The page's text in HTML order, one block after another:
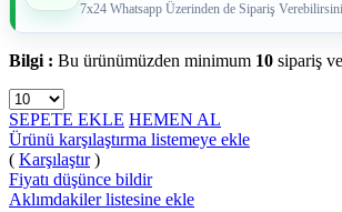
7x24 Whatsapp Üzerinden de Sipariş
Bilgi : Bu ürünümüzden minimum 10 sipariş
SEPETE EKLE HEMEN AL
Ürünü karşılaştırma listemeye ekle
( Karşılaştır)
Fiyatı düşünce bildir
Aklımdakiler listesine ekle